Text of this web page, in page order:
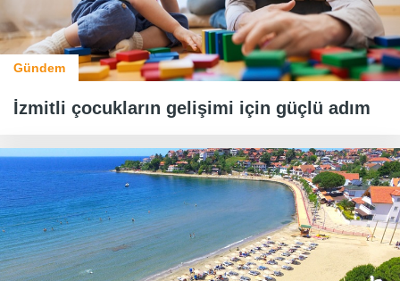
Gündem
İzmitli çocukların gelişimi için güçlü adım